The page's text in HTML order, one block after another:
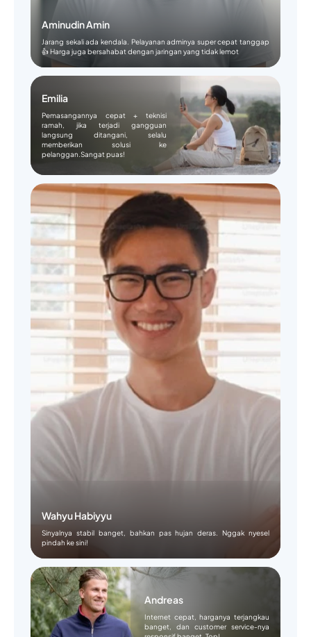
Aminudin Amin
Jarang sekali ada kendala. Pelayanan adminya super cepat tanggap
👍 Harga juga bersahabat dengan jaringan yang tidak lemot
Emilia
Pemasangannya cepat + teknisi
ramah, jika terjadi gangguan
langsung ditangani, selalu
memberikan solusi ke
pelanggan.Sangat puas!
Wahyu Habiyyu
Sinyalnya stabil banget, bahkan pas hujan deras. Nggak nyesel
pindah ke sini!
Andreas
Internet cepat, harganya terjangkau
banget, dan customer service-nya